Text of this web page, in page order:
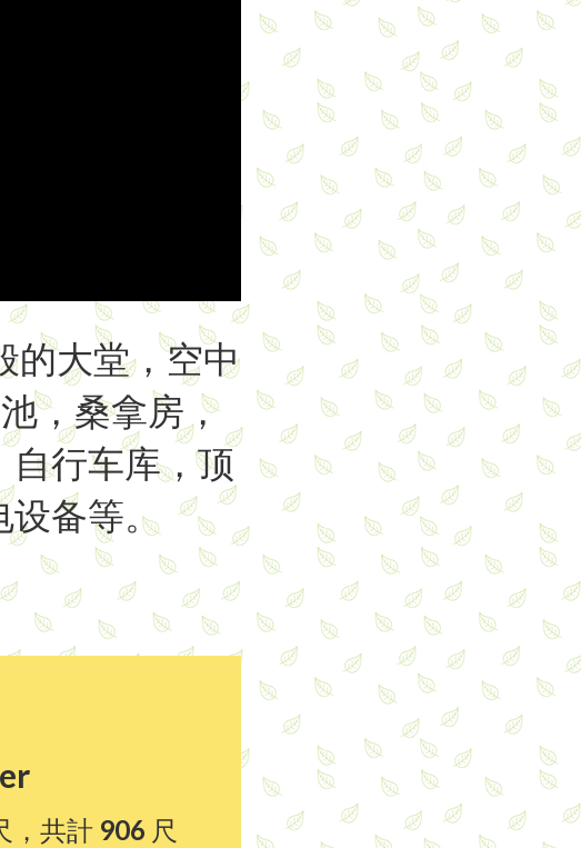
的大堂，空中
，桑拿房，
行车库，顶
设备等。
，共計 906 尺